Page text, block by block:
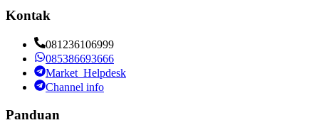
Kontak
081236106999
085386693666
Market_Helpdesk
Channel info
Panduan